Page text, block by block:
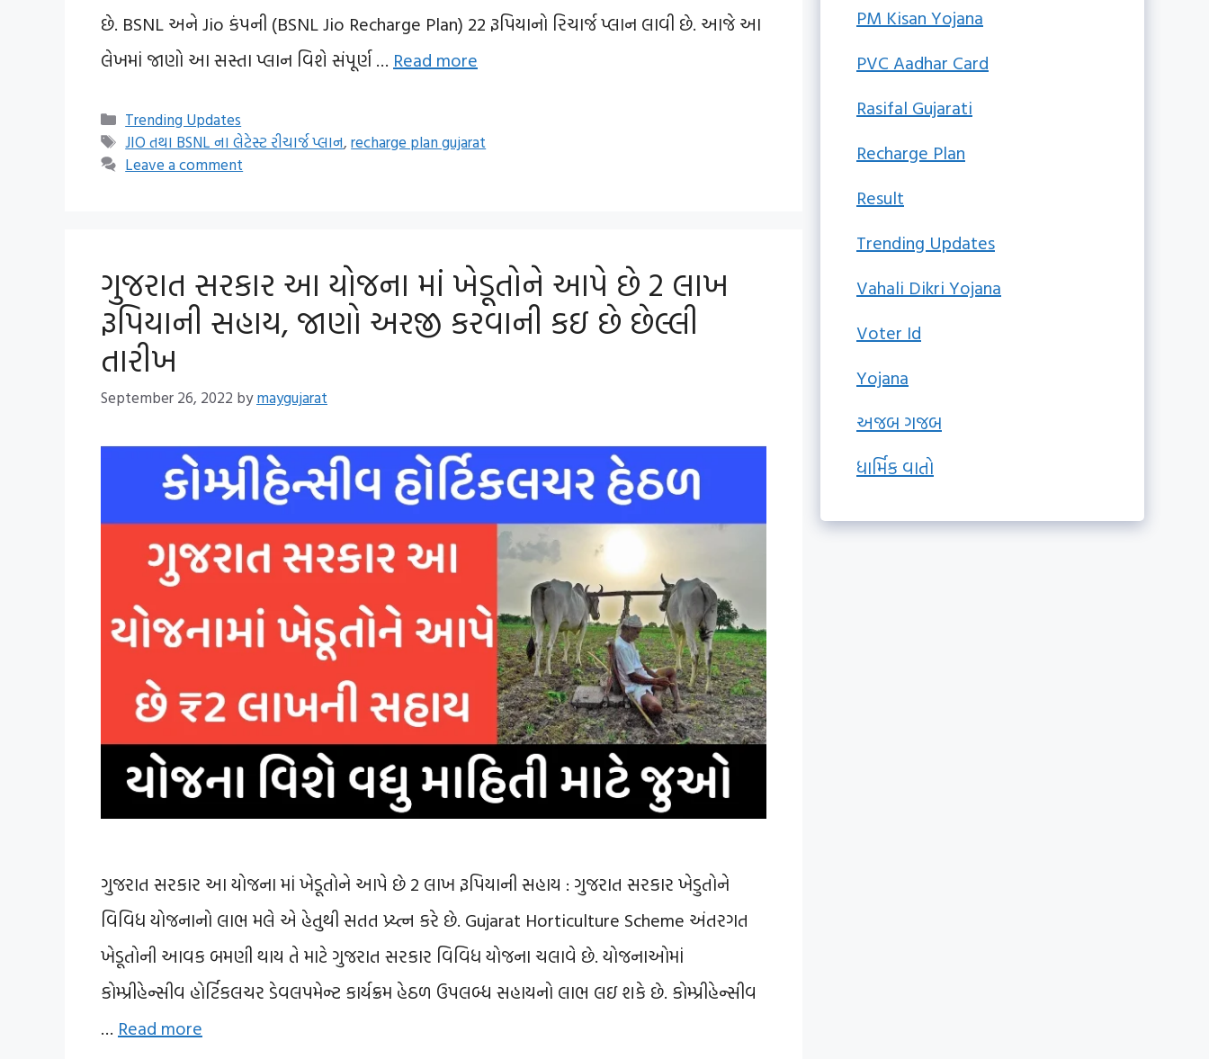
છે. BSNL અને Jio કંપની (BSNL Jio Recharge Plan) 22 રૂપિયાનો રિચાર્જ પ્લાન લાવી છે. આજે આ
લેખમાં જાણો આ સસ્તા પ્લાન વિશે સંપૂર્ણ … Read more
Categories
Trending Updates
Tags
JIO તથા BSNL ના લેટેસ્ટ રીચાર્જ પ્લાન,recharge plan gujarat
Leave a comment
ગુજરાત સરકાર આ યોજના માં ખેડૂતોને આપે છે 2 લાખ
રૂપિયાની સહાય, જાણો અરજી કરવાની કઇ છે છેલ્લી
તારીખ
September 26, 2022 bymaygujarat
ગુજરાત સરકાર આ યોજના માં ખેડૂતોને આપે છે 2 લાખ રૂપિયાની સહાય : ગુજરાત સરકાર ખેડુતોને
વિવિધ યોજનાનો લાભ મલે એ હેતુથી સતત પ્ર્ય્ત્ન કરે છે. Gujarat Horticulture Scheme અંતરગત
ખેડૂતોની આવક બમણી થાય તે માટે ગુજરાત સરકાર વિવિધ યોજના ચલાવે છે. યોજનાઓમાં
કોમ્પ્રીહેન્સીવ હોર્ટિકલચર ડેવલપમેન્ટ કાર્યક્રમ હેઠળ ઉપલબ્ધ સહાયનો લાભ લઇ શકે છે. કોમ્પ્રીહેન્સીવ
… Read more
PM Kisan Yojana
PVC Aadhar Card
Rasifal Gujarati
Recharge Plan
Result
Trending Updates
Vahali Dikri Yojana
Voter Id
Yojana
અજબ ગજબ
ધાર્મિક વાતો